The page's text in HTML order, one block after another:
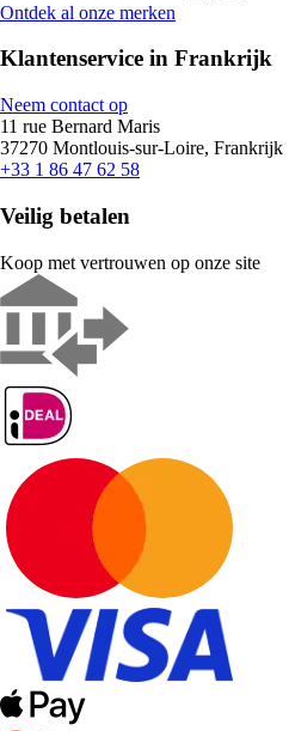
Ontdek al onze merken
Klantenservice in Frankrijk
Neem contact op
11 rue Bernard Maris
37270 Montlouis-sur-Loire, Frankrijk
+33 1 86 47 62 58
Veilig betalen
Koop met vertrouwen op onze site